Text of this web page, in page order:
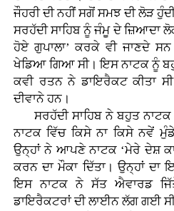
ਜੌਹਰੀ ਦੀ ਨਹੀਂ ਸਗੋਂ ਸਮਝ ਦੀ ਲੋੜ
ਸਰਹੱਦੀ ਸਾਹਿਬ ਨੂੰ ਜੰਮੂ ਦੇ ਜ਼ਿਆਦਾ
ਹੋਏ ਗੁਪਾਲਾ’ ਕਰਕੇ ਵੀ ਜਾਣਦੇ
ਖੇਡਿਆ ਗਿਆ ਸੀ। ਇਸ ਨਾਟਕ ਨੂੰ
ਕਵੀ ਰਤਨ ਨੇ ਡਾਇਰੈਕਟ ਕੀਤਾ
ਦੀਵਾਨੇ ਹਨ।
ਸਰਹੱਦੀ ਸਾਹਿਬ ਨੇ ਬਹੁਤ ਨਾਟਕ
ਨਾਟਕ ਵਿੱਚ ਕਿਸੇ ਨਾ ਕਿਸੇ ਨਵੇਂ
ਉਨ੍ਹਾਂ ਨੇ ਆਪਣੇ ਨਾਟਕ ‘ਮੇਰੇ ਦੇਸ਼
ਕਰਨ ਦਾ ਮੌਕਾ ਦਿੱਤਾ। ਉਨ੍ਹਾਂ
ਇਸ ਨਾਟਕ ਨੇ ਸੱਤ ਐਵਾਰਡ
ਡਾਇਰੈਕਟਰਾਂ ਦੀ ਲਾਈਨ ਲੱਗ ਗਈ